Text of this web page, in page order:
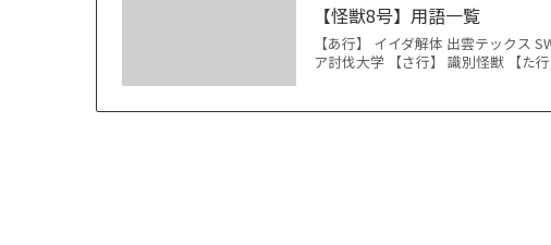
【怪獣8号】用語一覧
【あ行】 イイダ解体 出雲テックス
ア討伐大学 【さ行】 識別怪獣 【た